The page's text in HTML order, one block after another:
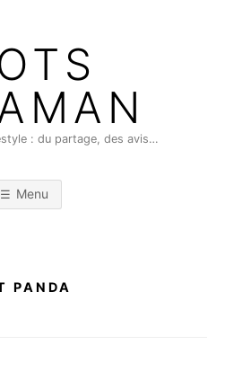
: du partage, des avis…
Menu
PANDA